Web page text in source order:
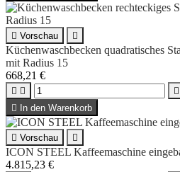
 Vorschau 
Küchenwaschbecken quadratisches
mit Radius 15
668,21 €
  

In den Warenkorb
 Vorschau 
ICON STEEL Kaffeemaschine
4.815,23 €